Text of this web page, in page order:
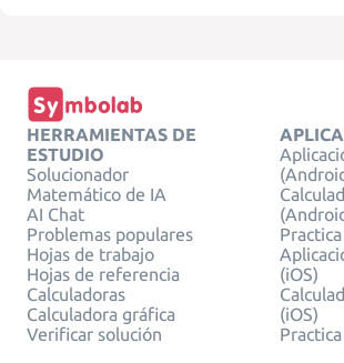
HERRAMIENTAS DE
ESTUDIO
Solucionador
Matemático de IA
AI Chat
Problemas populares
Hojas de trabajo
Hojas de referencia
Calculadoras
Calculadora gráfica
Verificar solución
(iOS)
(iOS)